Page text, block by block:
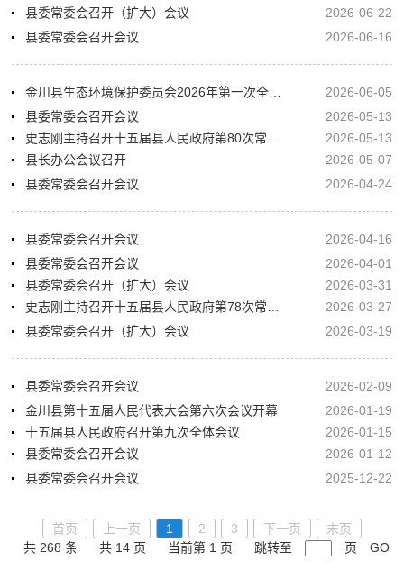
县委常委会召开（扩大）会议
2026-06-22
县委常委会召开会议
2026-06-16
2026-06-05
县委常委会召开会议
2026-05-13
2026-05-13
县长办公会议召开
2026-05-07
县委常委会召开会议
2026-04-24
县委常委会召开会议
2026-04-16
县委常委会召开会议
2026-04-01
县委常委会召开（扩大）会议
2026-03-31
2026-03-27
县委常委会召开（扩大）会议
2026-03-19
县委常委会召开会议
2026-02-09
金川县第十五届人民代表大会第六次会议开幕
2026-01-19
十五届县人民政府召开第九次全体会议
2026-01-15
县委常委会召开会议
2026-01-12
县委常委会召开会议
2025-12-22
首页 上一页 1 2 3 下一页
末页
共 268 条
共 14 页 当前第 1 页 跳转至 页 GO